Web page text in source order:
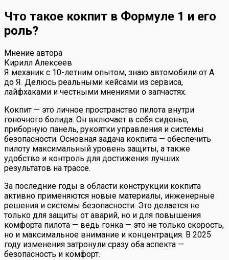
Что такое кокпит в Формуле 1 и его
роль?
Мнение автора
Кирилл Алексеев
Я механик с 10-летним опытом, знаю автомобили от А
до Я. Делюсь реальными кейсами из сервиса,
лайфхаками и честными мнениями о запчастях.
Кокпит — это личное пространство пилота внутри
гоночного болида. Он включает в себя сиденье,
приборную панель, рукоятки управления и системы
безопасности. Основная задача кокпита — обеспечить
пилоту максимальный уровень защиты, а также
удобство и контроль для достижения лучших
результатов на трассе.
За последние годы в области конструкции кокпита
активно применяются новые материалы, инженерные
решения и системы безопасности. Это делается не
только для защиты от аварий, но и для повышения
комфорта пилота — ведь гонка — это не только скорость,
но и максимальное внимание и концентрация. В 2025
году изменения затронули сразу оба аспекта —
безопасность и комфорт.